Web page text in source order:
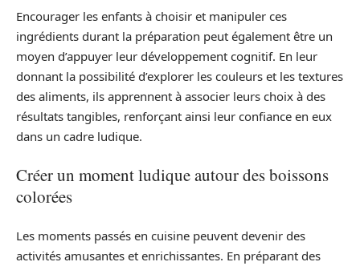
Encourager les enfants à choisir et manipuler ces
ingrédients durant la préparation peut également être un
moyen d’appuyer leur développement cognitif. En leur
donnant la possibilité d’explorer les couleurs et les textures
des aliments, ils apprennent à associer leurs choix à des
résultats tangibles, renforçant ainsi leur confiance en eux
dans un cadre ludique.
Créer un moment ludique autour des boissons
colorées
Les moments passés en cuisine peuvent devenir des
activités amusantes et enrichissantes. En préparant des